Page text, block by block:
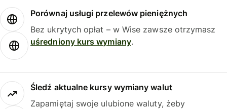
Porównaj usługi przelewów pieniężnych
Bez ukrytych opłat – w Wise zawsze otrzymasz
uśredniony kurs wymiany.
Śledź aktualne kursy wymiany walut
Zapamiętaj swoje ulubione waluty, żeby